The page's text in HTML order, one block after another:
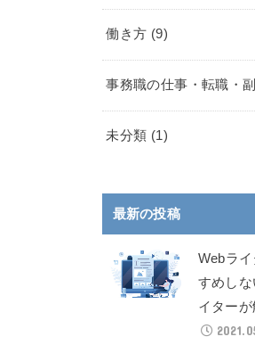
働き方 (9)
事務職の仕事・転職・
未分類 (1)
最新の投稿
Webラ
すめし
イターが